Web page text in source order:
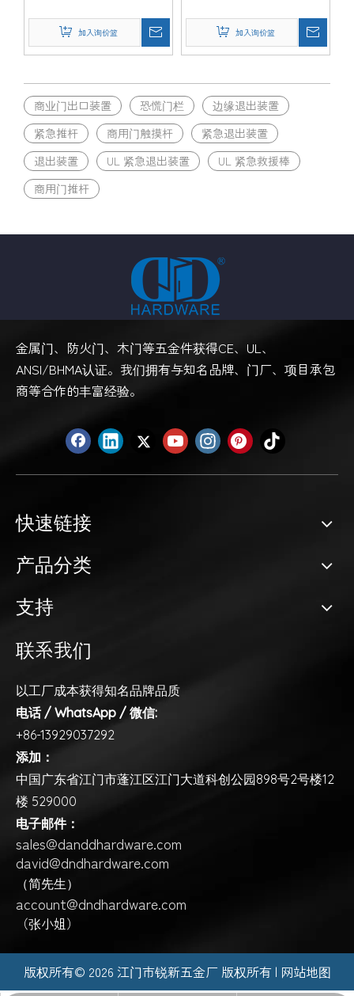
加入询价篮 加入询价篮
商业门出口装置 恐慌门栏
边缘退出装置
紧急推杆
商用门触摸杆
紧急退出装置
退出装置
UL 紧急退出装置
UL 紧急救援棒
商用门推杆
金属门、防火门、木门等五金件获得CE、UL、
ANSI/BHMA认证。我们拥有与知名品牌、门厂、项目承包
商等合作的丰富经验。
快速链接
产品分类
支持
联系我们
以工厂成本获得知名品牌品质
电话 / WhatsApp / 微信:
+86-13929037292
添加：
中国广东省江门市蓬江区江门大道科创公园898号2号楼12
楼 529000
电子邮件：
sales@danddhardware.com
david@dndhardware.com
（简先生）
account@dndhardware.com
（张小姐）
版权所有©️ 2026 江门市锐新五金厂 版权所有 | 网站地图